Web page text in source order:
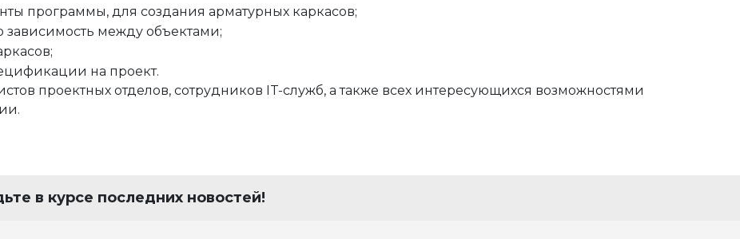
программы, для создания арматурных каркасов;
зависимость между объектами;
на проект.
проектных отделов, сотрудников IT-служб, а также всех интересующихся возможностями
в курсе последних новостей!